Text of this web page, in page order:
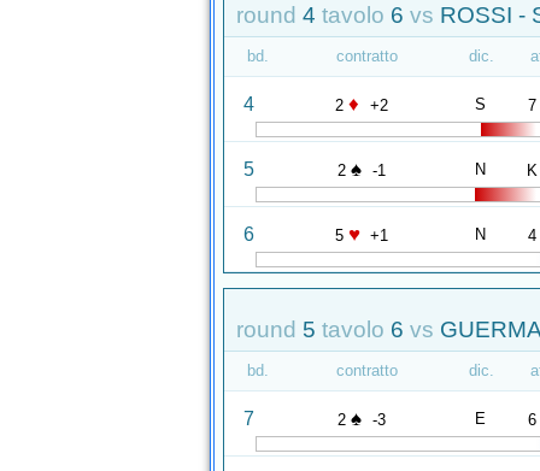
round 4 tavolo 6 vs ROSSI -
bd. contratto dic.
4 2 ♦ +2 S 7
5 2 ♠ -1 N K
6 5 ♥ +1 N 4
round 5 tavolo 6 vs
bd. contratto dic.
7 2 ♠ -3 E 6